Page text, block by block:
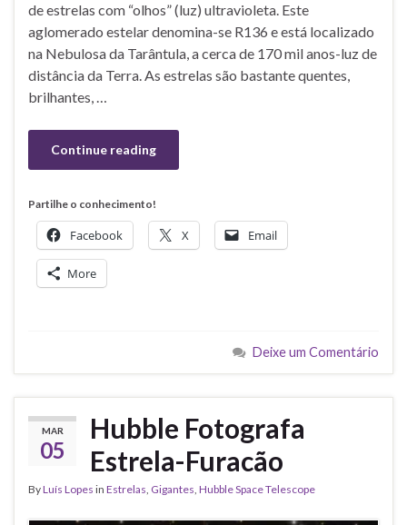
de estrelas com “olhos” (luz) ultravioleta. Este
aglomerado estelar denomina-se R136 e está localizado
na Nebulosa da Tarântula, a cerca de 170 mil anos-luz de
distância da Terra. As estrelas são bastante quentes,
brilhantes, …
Continue reading
Partilhe o conhecimento!
Facebook X Email
More
Deixe um Comentário
MAR
05
Hubble Fotografa
Estrela-Furacão
ByLuís Lopes in Estrelas, Gigantes, Hubble Space Telescope